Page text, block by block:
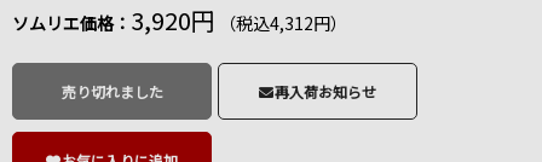
ソムリエ価格： 3,920円 （税込4,312円）
売り切れました 再入荷お知らせ